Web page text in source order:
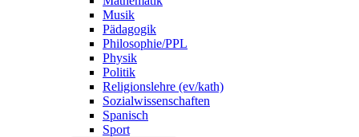
Musik
Pädagogik
Philosophie/PPL
Physik
Politik
Religionslehre (ev/kath)
Sozialwissenschaften
Spanisch
Sport